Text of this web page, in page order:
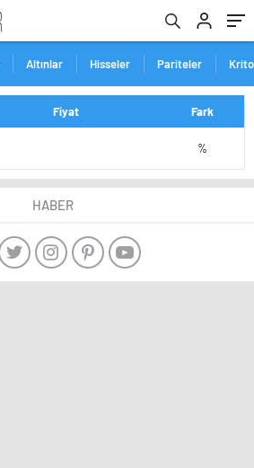
Altınlar Hisseler Pariteler
Fiyat Fark
%
HABER